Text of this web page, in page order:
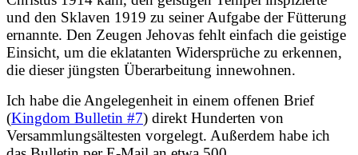
und den Sklaven 1919 zu seiner Aufgabe der Fütterung
ernannte. Den Zeugen Jehovas fehlt einfach die geistige
Einsicht, um die eklatanten Widersprüche zu erkennen,
die dieser jüngsten Überarbeitung innewohnen.
Ich habe die Angelegenheit in einem offenen Brief
(Kingdom Bulletin #7) direkt Hunderten von
Versammlungsältesten vorgelegt. Außerdem habe ich